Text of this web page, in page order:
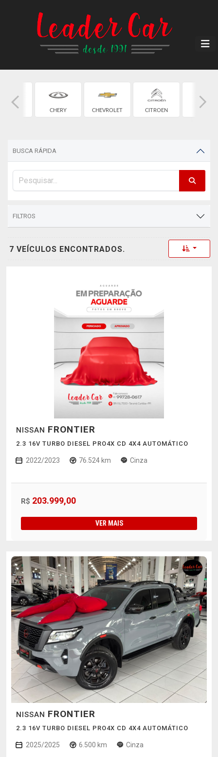
CHERY CHEVROLET CITROEN
BUSCA RÁPIDA
FILTROS
7 VEÍCULOS ENCONTRADOS. Toggle
NISSAN FRONTIER
2.3 16V TURBO DIESEL PRO4X CD 4X4 AUTOMÁTICO
2022/2023 76.524 km Cinza
R$ 203.999,00
VER MAIS
NISSAN FRONTIER
2.3 16V TURBO DIESEL PRO4X CD 4X4 AUTOMÁTICO
2025/2025 6.500 km Cinza